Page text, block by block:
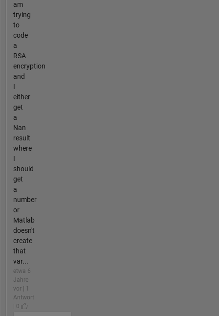
am
trying
to
code
a
RSA
encryption
and
I
either
get
a
Nan
result
where
I
should
get
a
number
or
Matlab
doesn't
create
that
var...
etwa 6
Jahre
vor | 1
Antwort
| 0